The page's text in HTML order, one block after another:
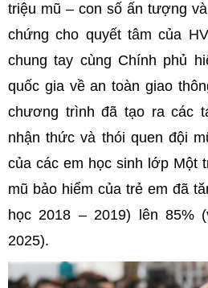
triệu mũ – con số ấn tượng
chứng cho quyết tâm của
chung tay cùng Chính phủ
quốc gia về an toàn giao
chương trình đã tạo ra các
nhận thức và thói quen đội
của các em học sinh lớp Một
mũ bảo hiểm của trẻ em đã
học 2018 – 2019) lên 85%
2025).